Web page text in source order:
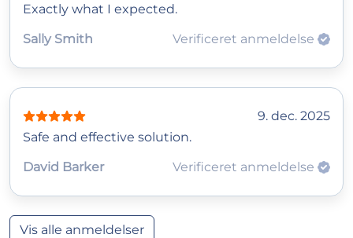
Exactly what I expected.
Sally Smith
Verificeret anmeldelse
9. dec. 2025
Safe and effective solution.
David Barker
Verificeret anmeldelse
Vis alle anmeldelser